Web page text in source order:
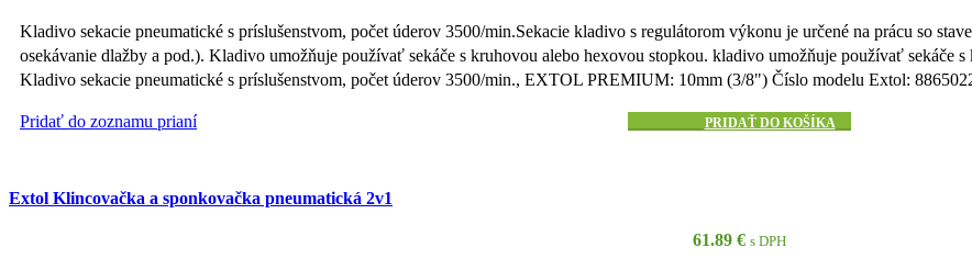
Kladivo sekacie pneumatické s príslušenstvom, počet úderov 3500/min.Sekacie kladivo s regulátorom výkonu je určené na prácu so
osekávanie dlažby a pod.). Kladivo umožňuje používať sekáče s kruhovou alebo hexovou stopkou. kladivo umožňuje používať sekáče
Kladivo sekacie pneumatické s príslušenstvom, počet úderov 3500/min., EXTOL PREMIUM: 10mm (3/8") Číslo modelu Extol:
Pridať do zoznamu prianí PRIDAŤ DO KOŠÍKA
Extol Klincovačka a sponkovačka pneumatická 2v1
61.89 € s DPH